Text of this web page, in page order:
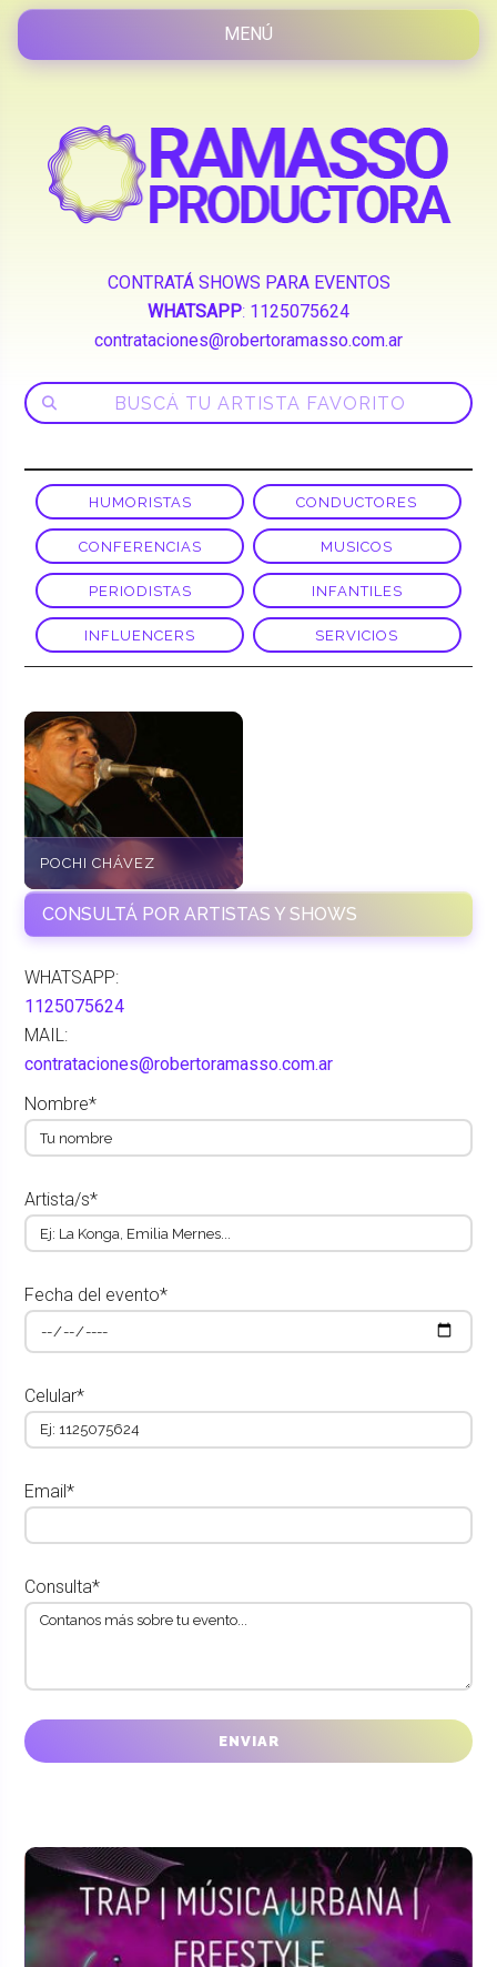
CONTRATÁ SHOWS PARA EVENTOS
WHATSAPP: 1125075624
contrataciones@robertoramasso.com.ar
HUMORISTAS CONDUCTORES
CONFERENCIAS MUSICOS
PERIODISTAS INFANTILES
INFLUENCERS SERVICIOS
POCHI CHÁVEZ
CONSULTÁ POR ARTISTAS Y SHOWS
WHATSAPP:
1125075624
MAIL:
contrataciones@robertoramasso.com.ar
Nombre*
Artista/s*
Fecha del evento*
Celular*
Email*
Consulta*